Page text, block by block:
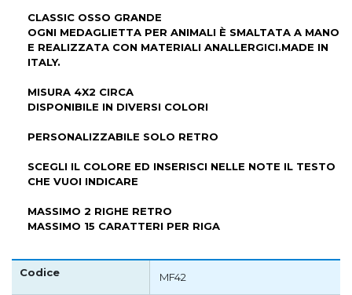
CLASSIC OSSO GRANDE
OGNI MEDAGLIETTA PER ANIMALI È SMALTATA A MANO
E REALIZZATA CON MATERIALI ANALLERGICI.MADE IN
ITALY.
MISURA 4X2 CIRCA
DISPONIBILE IN DIVERSI COLORI
PERSONALIZZABILE SOLO RETRO
SCEGLI IL COLORE ED INSERISCI NELLE NOTE IL TESTO
CHE VUOI INDICARE
MASSIMO 2 RIGHE RETRO
MASSIMO 15 CARATTERI PER RIGA
MF42